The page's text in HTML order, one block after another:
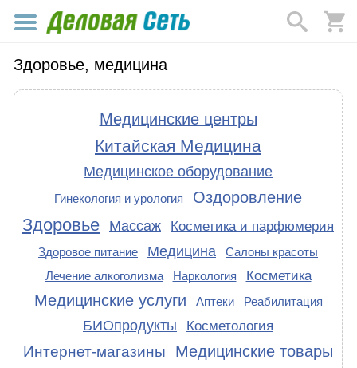
Здоровье, медицина
Медицинские центры
Китайская Медицина
Медицинское оборудование
Гинекология и урология Оздоровление
Здоровье Массаж Косметика и парфюмерия
Здоровое питание Медицина
Салоны красоты
Лечение алкоголизма
Наркология Косметика
Медицинские услуги Аптеки Реабилитация
БИОпродукты Косметология
Интернет-магазины Медицинские товары